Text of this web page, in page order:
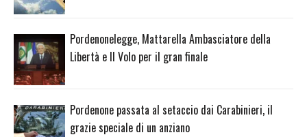
Pordenonelegge, Mattarella Ambasciatore della
Libertà e Il Volo per il gran finale
Pordenone passata al setaccio dai Carabinieri, il
grazie speciale di un anziano